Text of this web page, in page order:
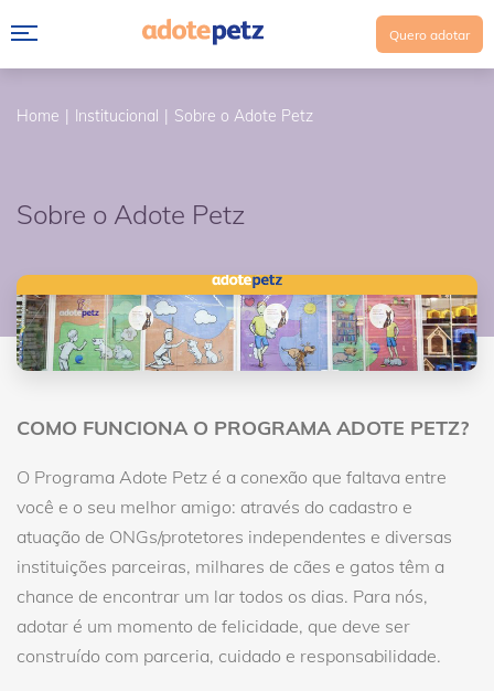
Quero adotar
Home Institucional Sobre o Adote Petz
Sobre o Adote Petz
COMO FUNCIONA O PROGRAMA ADOTE PETZ?
O Programa Adote Petz é a conexão que faltava entre
você e o seu melhor amigo: através do cadastro e
atuação de ONGs/protetores independentes e diversas
instituições parceiras, milhares de cães e gatos têm a
chance de encontrar um lar todos os dias. Para nós,
adotar é um momento de felicidade, que deve ser
construído com parceria, cuidado e responsabilidade.